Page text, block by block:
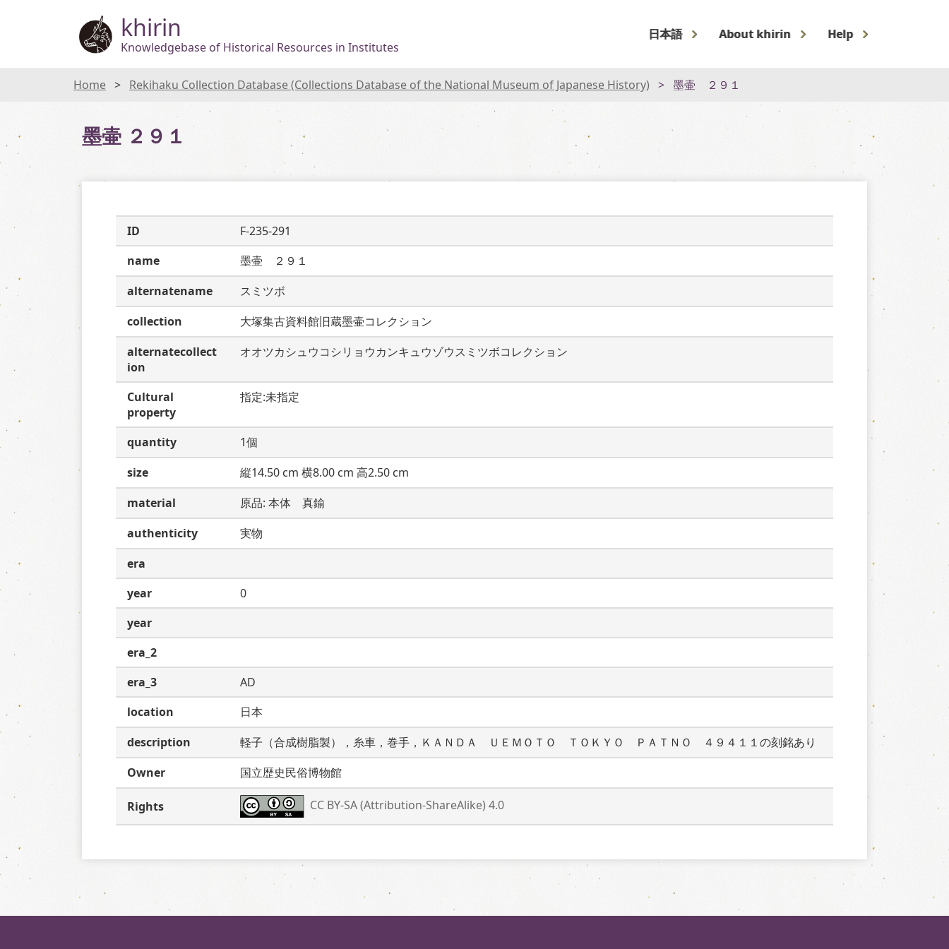
khirin
Knowledgebase of Historical Resources in Institutes
日本語 About khirin Help
Home Rekihaku Collection Database (Collections Database of the National Museum of Japanese History) 墨壷 ２９１
墨壷 ２９１
ID
F-235-291
name
墨壷　２９１
alternatename
スミツボ
collection
大塚集古資料館旧蔵墨壷コレクション
alternatecollect
ion
オオツカシュウコシリョウカンキュウゾウスミツボコレクション
Cultural
property
指定:未指定
quantity
1個
size
縦14.50 cm 横8.00 cm 高2.50 cm
material
原品: 本体　真鍮
authenticity
実物
era
year
0
year
era_2
era_3
AD
location
日本
description
軽子（合成樹脂製），糸車，巻手，ＫＡＮＤＡ　ＵＥＭＯＴＯ　ＴＯＫＹＯ　ＰＡＴＮＯ　４９４１１の刻銘あり
Owner
国立歴史民俗博物館
Rights CC BY-SA (Attribution-ShareAlike) 4.0